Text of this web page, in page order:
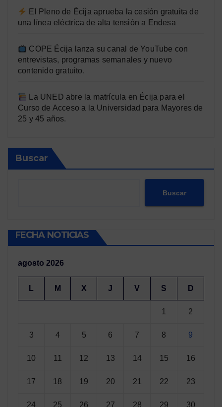
El Pleno de Écija aprueba la cesión gratuita de
una línea eléctrica de alta tensión a Endesa
COPE Écija lanza su canal de YouTube con
entrevistas, programas semanales y nuevo
contenido gratuito.
La UNED abre la matrícula en Écija para el
Curso de Acceso a la Universidad para Mayores de
25 y 45 años.
Buscar
Buscar
FECHA NOTICIAS
agosto 2026
L M X J V S D
1 2
3 4 5 6 7 8 9
10 11 12 13 14 15 16
17 18 19 20 21 22 23
24 25 26 27 28 29 30